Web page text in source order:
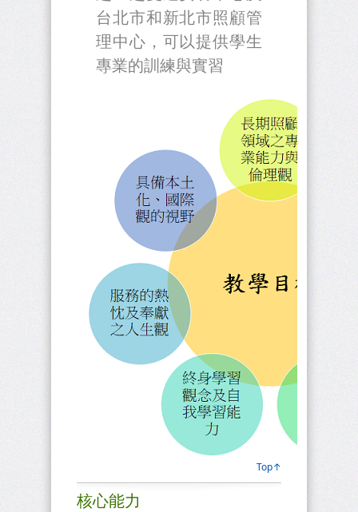
台北市和新北市照顧管
理中心，可以提供學生
專業的訓練與實習
Top↑
核心能力